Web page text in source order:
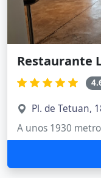
Restaurante
Pl. de Tetuan,
A unos 1930